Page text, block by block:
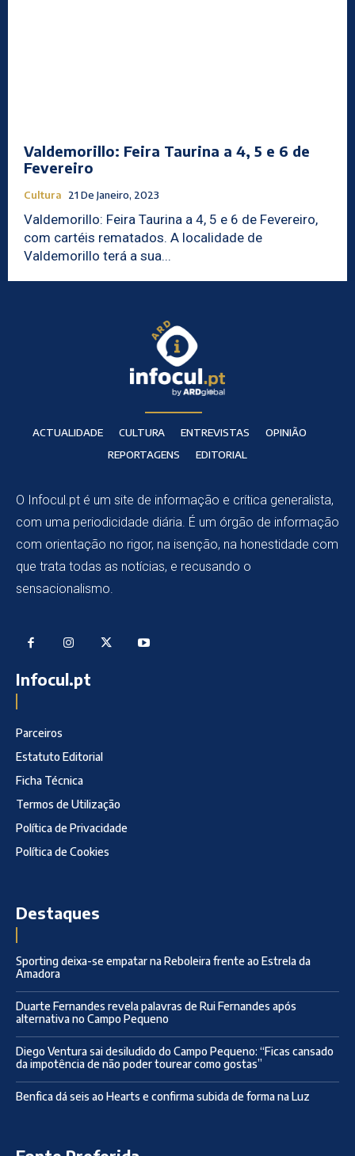
Valdemorillo: Feira Taurina a 4, 5 e 6 de
Fevereiro
Cultura 21 De Janeiro, 2023
Valdemorillo: Feira Taurina a 4, 5 e 6 de Fevereiro,
com cartéis rematados. A localidade de
Valdemorillo terá a sua...
ACTUALIDADE CULTURA ENTREVISTAS
OPINIÃO
REPORTAGENS
EDITORIAL
O Infocul.pt é um site de informação e crítica generalista,
com uma periodicidade diária. É um órgão de informação
com orientação no rigor, na isenção, na honestidade com
que trata todas as notícias, e recusando o
sensacionalismo.
Infocul.pt
Parceiros
Estatuto Editorial
Ficha Técnica
Termos de Utilização
Política de Privacidade
Política de Cookies
Destaques
Sporting deixa-se empatar na Reboleira frente ao Estrela da
Amadora
Duarte Fernandes revela palavras de Rui Fernandes após
alternativa no Campo Pequeno
Diego Ventura sai desiludido do Campo Pequeno: “Ficas cansado
da impotência de não poder tourear como gostas”
Benfica dá seis ao Hearts e confirma subida de forma na Luz